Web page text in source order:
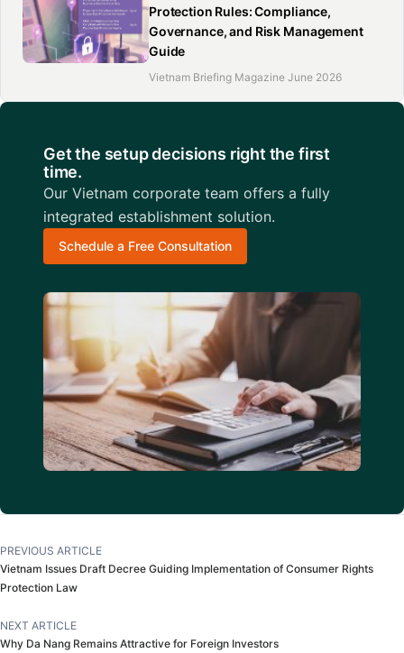
Protection Rules: Compliance,
Governance, and Risk Management
Guide
Vietnam Briefing Magazine June 2026
Get the setup decisions right the first
time.
Our Vietnam corporate team offers a fully
integrated establishment solution.
Schedule a Free Consultation
PREVIOUS ARTICLE
Vietnam Issues Draft Decree Guiding Implementation of Consumer Rights
Protection Law
NEXT ARTICLE
Why Da Nang Remains Attractive for Foreign Investors